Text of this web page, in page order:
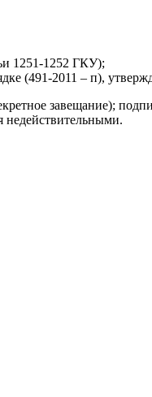
1251-1252 ГКУ);
(491-2011 – п),
завещание);